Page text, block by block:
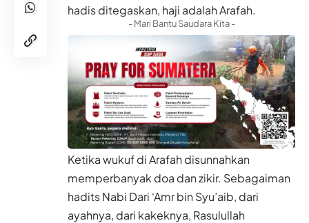
hadis ditegaskan, haji adalah Arafah.
- Mari Bantu Saudara Kita -
Ketika wukuf di Arafah disunnahkan
memperbanyak doa dan zikir. Sebagaiman
hadits Nabi Dari ‘Amr bin Syu’aib, dari
ayahnya, dari kakeknya, Rasulullah